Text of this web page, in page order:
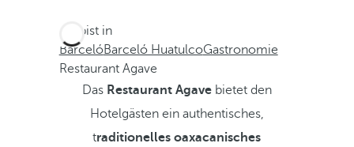
Du bist in
BarcelóBarceló HuatulcoGastronomie
Restaurant Agave
Das Restaurant Agave bietet den
Hotelgästen ein authentisches,
traditionelles oaxacanisches